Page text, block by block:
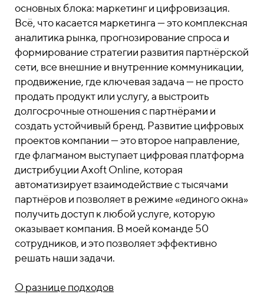
основных блока: маркетинг и цифровизация.
Всё, что касается маркетинга — это комплексная
аналитика рынка, прогнозирование спроса и
формирование стратегии развития партнёрской
сети, все внешние и внутренние коммуникации,
продвижение, где ключевая задача — не просто
продать продукт или услугу, а выстроить
долгосрочные отношения с партнёрами и
создать устойчивый бренд. Развитие цифровых
проектов компании — это второе направление,
где флагманом выступает цифровая платформа
дистрибуции Axoft Online, которая
автоматизирует взаимодействие с тысячами
партнёров и позволяет в режиме «единого окна»
получить доступ к любой услуге, которую
оказывает компания. В моей команде 50
сотрудников, и это позволяет эффективно
решать наши задачи.
О разнице подходов